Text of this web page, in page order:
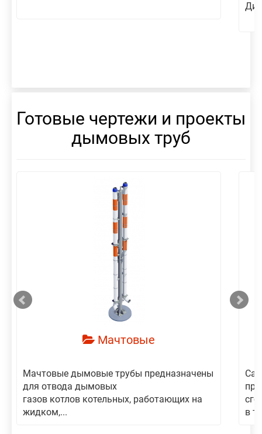
Готовые чертежи и проекты
дымовых труб
Мачтовые
Мачтовые дымовые трубы предназначены
для отвода дымовых
газов котлов котельных, работающих на
жидком,...
в